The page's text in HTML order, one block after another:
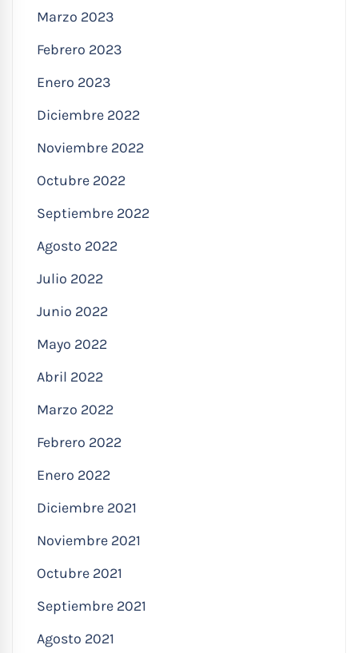
Marzo 2023
Febrero 2023
Enero 2023
Diciembre 2022
Noviembre 2022
Octubre 2022
Septiembre 2022
Agosto 2022
Julio 2022
Junio 2022
Mayo 2022
Abril 2022
Marzo 2022
Febrero 2022
Enero 2022
Diciembre 2021
Noviembre 2021
Octubre 2021
Septiembre 2021
Agosto 2021